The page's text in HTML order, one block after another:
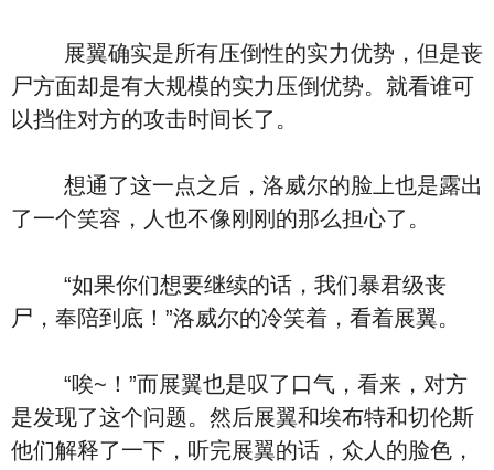
展翼确实是所有压倒性的实力优势，但是丧
尸方面却是有大规模的实力压倒优势。就看谁可
以挡住对方的攻击时间长了。
想通了这一点之后，洛威尔的脸上也是露出
了一个笑容，人也不像刚刚的那么担心了。
“如果你们想要继续的话，我们暴君级丧
尸，奉陪到底！”洛威尔的冷笑着，看着展翼。
“唉~！”而展翼也是叹了口气，看来，对方
是发现了这个问题。然后展翼和埃布特和切伦斯
他们解释了一下，听完展翼的话，众人的脸色，